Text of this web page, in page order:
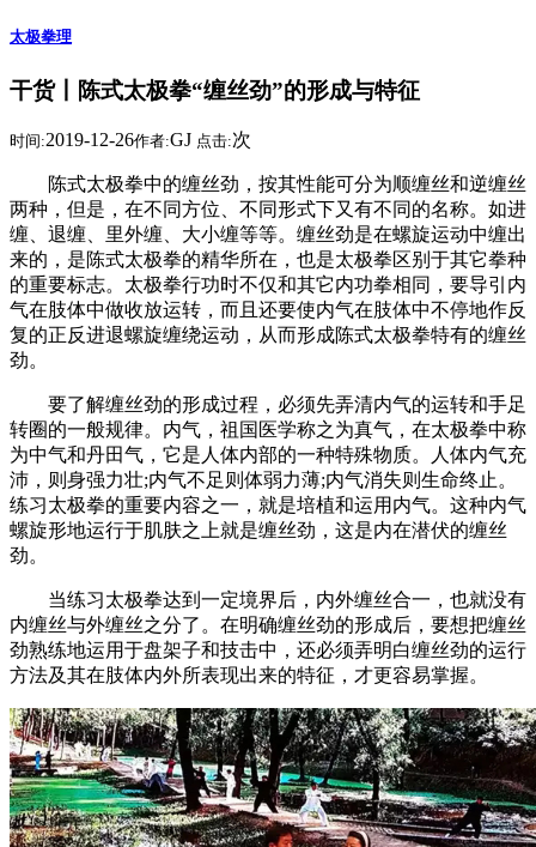
太极拳理
干货丨陈式太极拳“缠丝劲”的形成与特征
时间:2019-12-26作者:GJ 点击:次
陈式太极拳中的缠丝劲，按其性能可分为顺缠丝和逆缠丝
两种，但是，在不同方位、不同形式下又有不同的名称。如进
缠、退缠、里外缠、大小缠等等。缠丝劲是在螺旋运动中缠出
来的，是陈式太极拳的精华所在，也是太极拳区别于其它拳种
的重要标志。太极拳行功时不仅和其它内功拳相同，要导引内
气在肢体中做收放运转，而且还要使内气在肢体中不停地作反
复的正反进退螺旋缠绕运动，从而形成陈式太极拳特有的缠丝
劲。
要了解缠丝劲的形成过程，必须先弄清内气的运转和手足
转圈的一般规律。内气，祖国医学称之为真气，在太极拳中称
为中气和丹田气，它是人体内部的一种特殊物质。人体内气充
沛，则身强力壮;内气不足则体弱力薄;内气消失则生命终止。
练习太极拳的重要内容之一，就是培植和运用内气。这种内气
螺旋形地运行于肌肤之上就是缠丝劲，这是内在潜伏的缠丝
劲。
当练习太极拳达到一定境界后，内外缠丝合一，也就没有
内缠丝与外缠丝之分了。在明确缠丝劲的形成后，要想把缠丝
劲熟练地运用于盘架子和技击中，还必须弄明白缠丝劲的运行
方法及其在肢体内外所表现出来的特征，才更容易掌握。